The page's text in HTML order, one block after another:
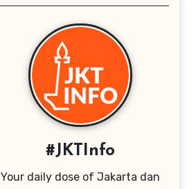
#JKTInfo
Your daily dose of Jakarta dan